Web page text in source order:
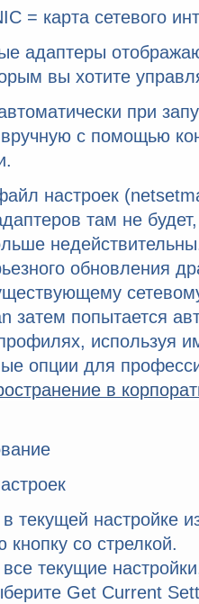
= карта сетевого
адаптеры
вы хотите
при
с помощью
настроек
там не
обновления
затем попытается
используя
опции для
в
в текущей настройке
со стрелкой.
все текущие
Get Current